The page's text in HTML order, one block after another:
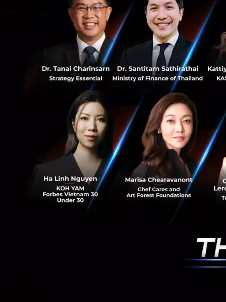
3
สำหรับ Let's
โครงการที่ก่อตั้งโ
(มหาชน) และมหา
และการสนับสนุน
เพื่อบ่มเพาะและเ
โดย Let's Plant
และสร้างการนำเ
อ้างอิงจาก Let's